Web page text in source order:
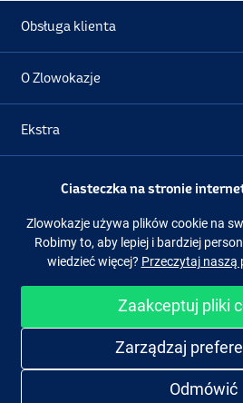
Obsługa klienta
O Zlowokazje
Ekstra
Promocje
Obserwuj nas Facebook
Ciasteczka na stronie
Zlowokazje używa plików cookie na
Robimy to, aby lepiej i bardziej
wiedzieć więcej? Przeczytaj naszą
Zaakceptuj pliki
Zarządzaj
Odmówić